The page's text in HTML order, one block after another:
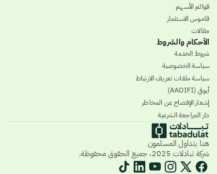
قوائم الأسهم
قاموس الاستثمار
مقالات
الأحكام والشروط
شروط الخدمة
سياسة الخصوصية
سياسة ملفات تعريف الارتباط
أيوفي (AAOIFI)
إشعار الإفصاح عن المخاطر
دار المراجعة الشرعية
هنا يتداول المسلمون
شركة تبادلات 2025، جميع الحقوق محفوظة.